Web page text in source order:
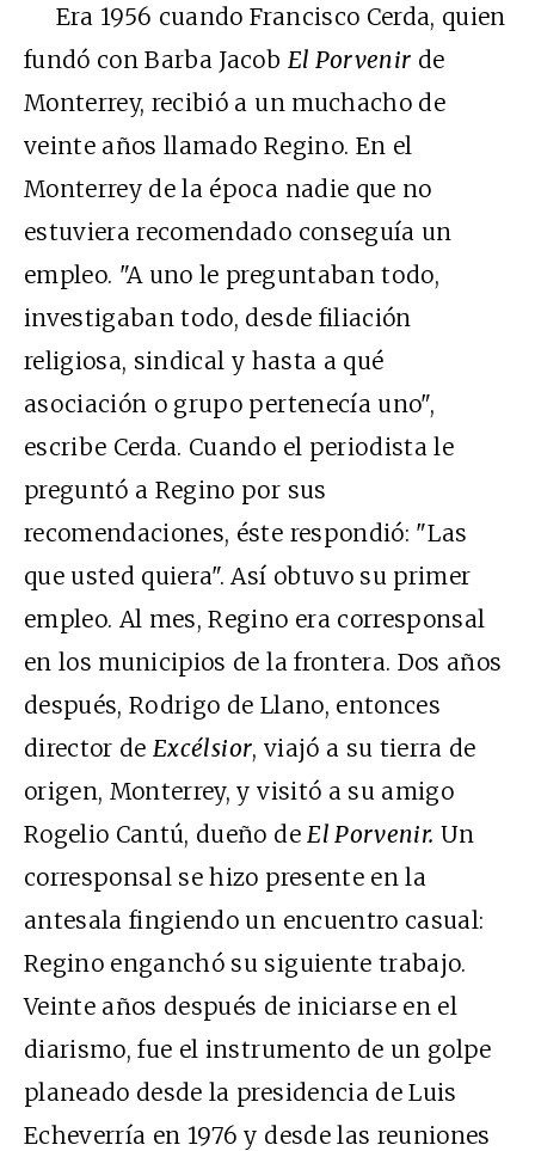
Era 1956 cuando Francisco Cerda, quien
fundó con Barba Jacob El Porvenir de
Monterrey, recibió a un muchacho de
veinte años llamado Regino. En el
Monterrey de la época nadie que no
estuviera recomendado conseguía un
empleo. "A uno le preguntaban todo,
investigaban todo, desde filiación
religiosa, sindical y hasta a qué
asociación o grupo pertenecía uno",
escribe Cerda. Cuando el periodista le
preguntó a Regino por sus
recomendaciones, éste respondió: "Las
que usted quiera". Así obtuvo su primer
empleo. Al mes, Regino era corresponsal
en los municipios de la frontera. Dos años
después, Rodrigo de Llano, entonces
director de Excélsior, viajó a su tierra de
origen, Monterrey, y visitó a su amigo
Rogelio Cantú, dueño de El Porvenir. Un
corresponsal se hizo presente en la
antesala fingiendo un encuentro casual:
Regino enganchó su siguiente trabajo.
Veinte años después de iniciarse en el
diarismo, fue el instrumento de un golpe
planeado desde la presidencia de Luis
Echeverría en 1976 y desde las reuniones